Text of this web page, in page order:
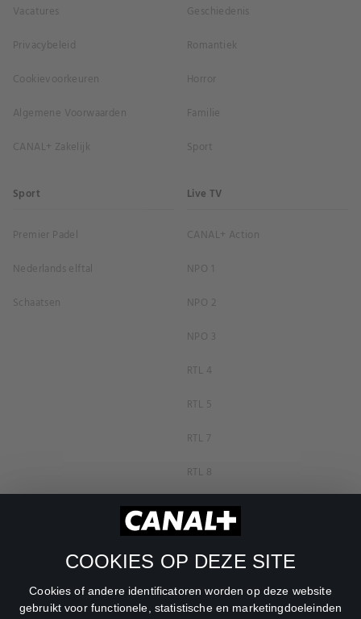
COOKIES OP DEZE SITE
Cookies of andere identificatoren worden op deze website
gebruikt voor functionele, statistische en marketingdoeleinden
Vacatures
Privacybeleid
Cookievoorkeuren
Algemene Voorwaarden
CANAL+ Zakelijk
Geschiedenis
Romantiek
Horror
Familie
Sport
Sport
Premier Padel
Nederlands elftal
Schaatsen
Live TV
CANAL+ Action
NPO 1
NPO 2
NPO 3
RTL 4
RTL 5
RTL 7
RTL 8
RTL Z
SBS6
Veronica